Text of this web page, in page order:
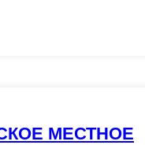
МЕСТНОЕ